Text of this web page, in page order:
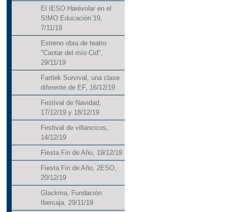
El IESO Harévolar en el
SIMO Educación´19,
7/11/19
Estreno obra de teatro
"Cantar del mío Cid",
29/11/19
Fartlek Survival, una clase
diferente de EF, 16/12/19
Festival de Navidad,
17/12/19 y 18/12/19
Festival de villancicos,
14/12/19
Fiesta Fin de Año, 19/12/19
Fiesta Fin de Año, 2ESO,
20/12/19
Glackma, Fundación
Ibercaja, 29/11/19